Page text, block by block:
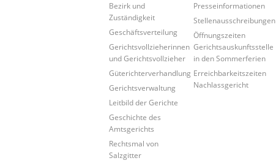
Bezirk und
Zuständigkeit
Geschäftsverteilung
Gerichtsvollzieherinnen
und Gerichtsvollzieher
Güterichterverhandlung
Gerichtsverwaltung
Leitbild der Gerichte
Geschichte des
Amtsgerichts
Rechtsmal von
Salzgitter
Presseinformationen
Stellenausschreibungen
Öffnungszeiten
Gerichtsauskunftsstelle
in den Sommerferien
Erreichbarkeitszeiten
Nachlassgericht